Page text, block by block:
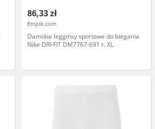
86,33 zł
Empik.com
Damskie legginsy sportowe do biegania
Nike DRI-FIT DM7767-691 r. XL